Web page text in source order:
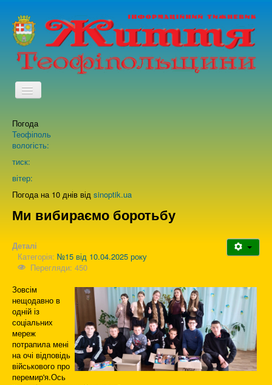
TPL_PROTOSTAR_TOGGLE_MENU
Про нас
Зворотній зв'язок
Погода
Теофіполь
вологість:
тиск:
вітер:
Погода на 10 днів від sinoptik.ua
Ми вибираємо боротьбу
Деталі
Категорія: №15 від 10.04.2025 року
Перегляди: 450
Зовсім
нещодавно в
одній із
соціальних
мереж
потрапила мені
на очі відповідь
військового про
перемир'я.Ось